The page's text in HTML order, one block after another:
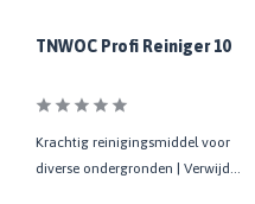
TNWOC Profi Reiniger 10
Krachtig reinigingsmiddel voor
diverse ondergronden | Verwijdert